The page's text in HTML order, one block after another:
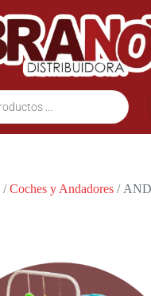
/Coches y Andadores/